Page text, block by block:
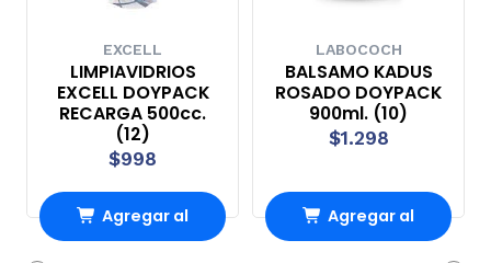
EXCELL
LIMPIAVIDRIOS
EXCELL DOYPACK
RECARGA 500cc.
(12)
$998
Agregar al
LABOCOCH
BALSAMO KADUS
ROSADO DOYPACK
900ml. (10)
$1.298
Agregar al